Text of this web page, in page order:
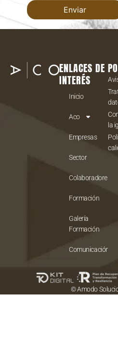
ENLACES DE
INTERÉS
Inicio
Aco
Empresas
Sector
Colaboradores
Formación
Galería
Formación
Comunicación
la
© Amodo